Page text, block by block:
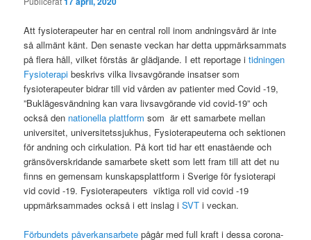
Att fysioterapeuter har en central roll inom andningsvård är inte
så allmänt känt. Den senaste veckan har detta uppmärksammats
på flera håll, vilket förstås är glädjande. I ett reportage itidningen
Fysioterapi beskrivs vilka livsavgörande insatser som
fysioterapeuter bidrar till vid vården av patienter med Covid -19,
”Buklägesvändning kan vara livsavgörande vid covid-19” och
också den nationella plattform som är ett samarbete mellan
universitet, universitetssjukhus, Fysioterapeuterna och sektionen
för andning och cirkulation. På kort tid har ett enastående och
gränsöverskridande samarbete skett som lett fram till att det nu
finns en gemensam kunskapsplattform i Sverige för fysioterapi
vid covid -19. Fysioterapeuters viktiga roll vid covid -19
uppmärksammades också i ett inslag iSVT i veckan.
Förbundets påverkansarbete pågår med full kraft i dessa corona-